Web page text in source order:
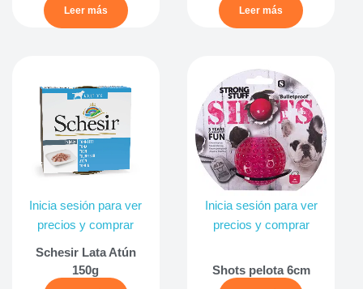
Leer más Leer más
Inicia sesión para ver
precios y comprar
Schesir Lata Atún
150g
Inicia sesión para ver
precios y comprar
Shots pelota 6cm